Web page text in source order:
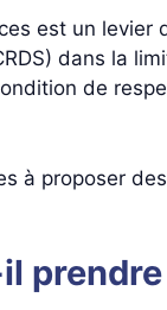
est un
dans la
de
à proposer